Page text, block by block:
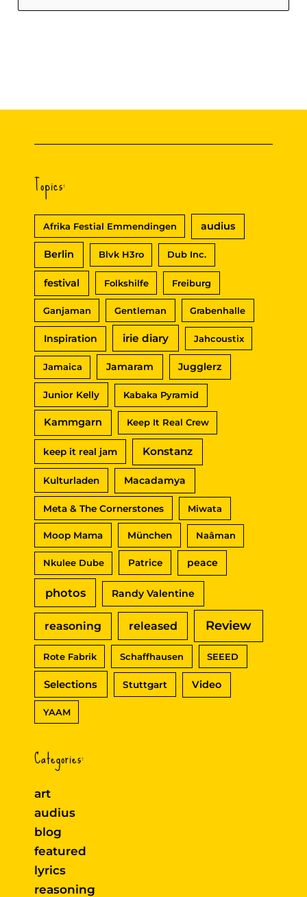
u
Topics:
Afrika Festial Emmendingen audius
Berlin Blvk H3ro Dub Inc.
festival Folkshilfe Freiburg
Ganjaman Gentleman Grabenhalle
Inspiration irie diary Jahcoustix
Jamaica Jamaram Jugglerz
Junior Kelly Kabaka Pyramid
Kammgarn Keep It Real Crew
keep it real jam Konstanz
Kulturladen Macadamya
Meta & The Cornerstones Miwata
Moop Mama München Naâman
Nkulee Dube Patrice peace
photos Randy Valentine
reasoning released Review
Rote Fabrik Schaffhausen SEEED
Selections Stuttgart Video
YAAM
Categories:
art
audius
blog
featured
lyrics
reasoning